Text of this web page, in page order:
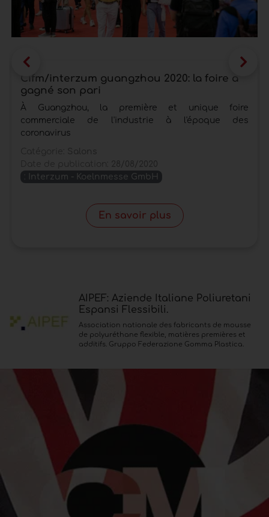
Cifm/interzum guangzhou 2020: la foire a
gagné son pari
À Guangzhou, la première et unique foire
commerciale de l'industrie à l'époque des
coronavirus
:
Interzum - Koelnmesse GmbH
En savoir plus
AIPEF: Aziende Italiane Poliuretani
Espansi Flessibili.
Association nationale des fabricants de mousse
de polyuréthane flexible, matières premières et
additifs. Gruppo Federazione Gomma Plastica.